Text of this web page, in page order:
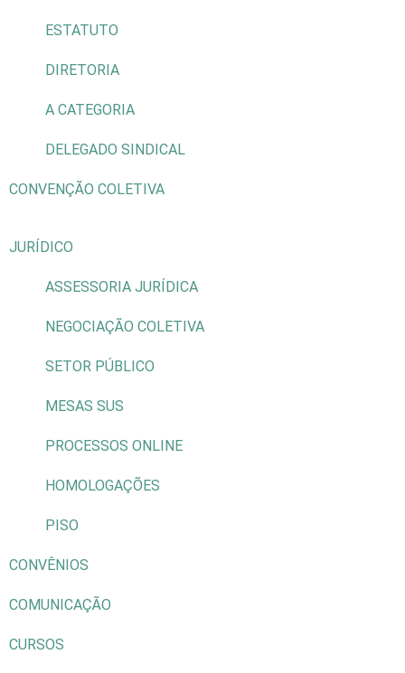
ESTATUTO
DIRETORIA
A CATEGORIA
DELEGADO SINDICAL
CONVENÇÃO COLETIVA
JURÍDICO
ASSESSORIA JURÍDICA
NEGOCIAÇÃO COLETIVA
SETOR PÚBLICO
MESAS SUS
PROCESSOS ONLINE
HOMOLOGAÇÕES
PISO
CONVÊNIOS
COMUNICAÇÃO
CURSOS